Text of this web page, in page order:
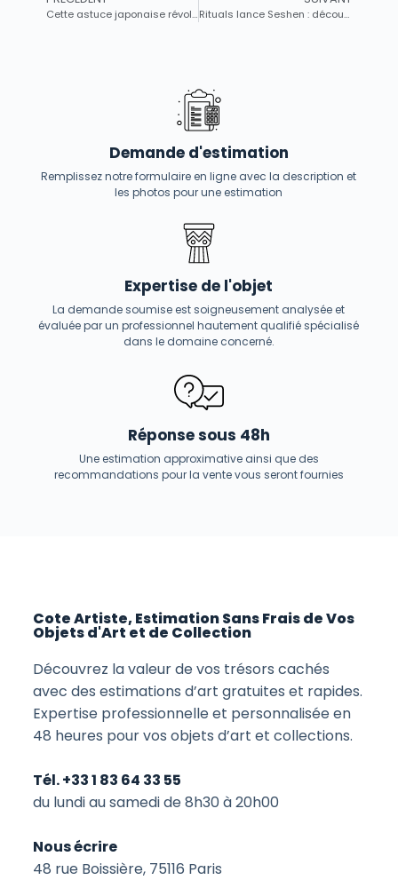
Cette astuce japonaise révolutionne nos cuisines : des placards qui semblent doubler de taille ! Rituals lance Seshen : découvrez la nouvelle collection bien-être printanière inspirée par le lotus bleu
Demande d'estimation
Remplissez notre formulaire en ligne avec la description et
les photos pour une estimation
Expertise de l'objet
La demande soumise est soigneusement analysée et
évaluée par un professionnel hautement qualifié spécialisé
dans le domaine concerné.
Réponse sous 48h
Une estimation approximative ainsi que des
recommandations pour la vente vous seront fournies
Cote Artiste, Estimation Sans Frais de Vos
Objets d'Art et de Collection
Découvrez la valeur de vos trésors cachés
avec des estimations d’art gratuites et rapides.
Expertise professionnelle et personnalisée en
48 heures pour vos objets d’art et collections.
Tél. +33 1 83 64 33 55
du lundi au samedi de 8h30 à 20h00
Nous écrire
48 rue Boissière, 75116 Paris